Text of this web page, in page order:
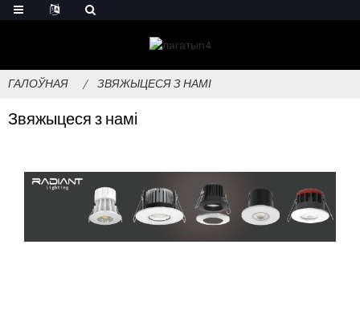
ГАЛОЎНАЯ ЗВЯЖЫЦЕСЯ З НАМІ
Звяжыцеся з намі